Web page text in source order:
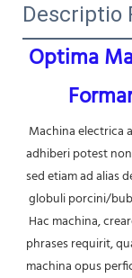
Descriptio
Optima
Machina electrica
adhiberi potest
sed etiam ad alias
globuli porcini/
Hac machina,
phrases requirit,
machina opus